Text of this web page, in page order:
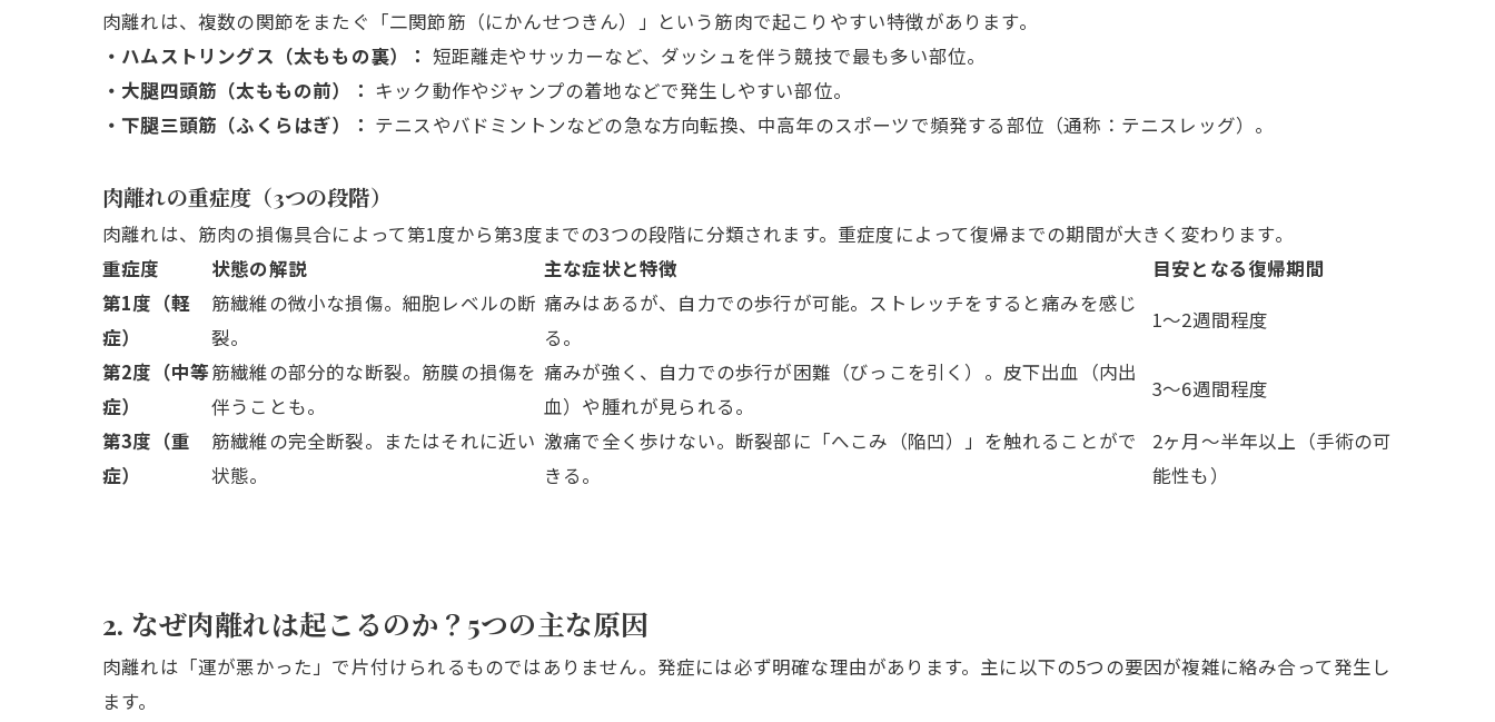
肉離れは、複数の関節をまたぐ「二関節筋（にかんせつきん）」という筋肉で起こりやすい特徴があります。
・ハムストリングス（太ももの裏）： 短距離走やサッカーなど、ダッシュを伴う競技で最も多い部位。
・大腿四頭筋（太ももの前）： キック動作やジャンプの着地などで発生しやすい部位。
・下腿三頭筋（ふくらはぎ）： テニスやバドミントンなどの急な方向転換、中高年のスポーツで頻発する部位（通称：テニスレッグ）。
肉離れの重症度（3つの段階）
肉離れは、筋肉の損傷具合によって第1度から第3度までの3つの段階に分類されます。重症度によって復帰までの期間が大きく変わります。
重症度
状態の解説 主な症状と特徴
目安となる復帰期間
第1度（軽
症）
筋繊維の微小な損傷。細胞レベルの断
裂。
痛みはあるが、自力での歩行が可能。ストレッチをすると痛みを感じ
る。
1〜2週間程度
第2度（中等
症）
筋繊維の部分的な断裂。筋膜の損傷を
伴うことも。
痛みが強く、自力での歩行が困難（びっこを引く）。皮下出血（内出
血）や腫れが見られる。
3〜6週間程度
第3度（重
症）
筋繊維の完全断裂。またはそれに近い
状態。
激痛で全く歩けない。断裂部に「へこみ（陥凹）」を触れることがで
きる。
2ヶ月〜半年以上（手術の可
能性も）
2. なぜ肉離れは起こるのか？5つの主な原因
肉離れは「運が悪かった」で片付けられるものではありません。発症には必ず明確な理由があります。主に以下の5つの要因が複雑に絡み合って発生し
ます。